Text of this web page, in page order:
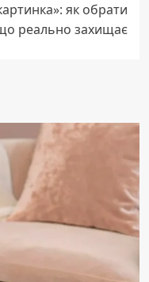
як обрати
реально захищає